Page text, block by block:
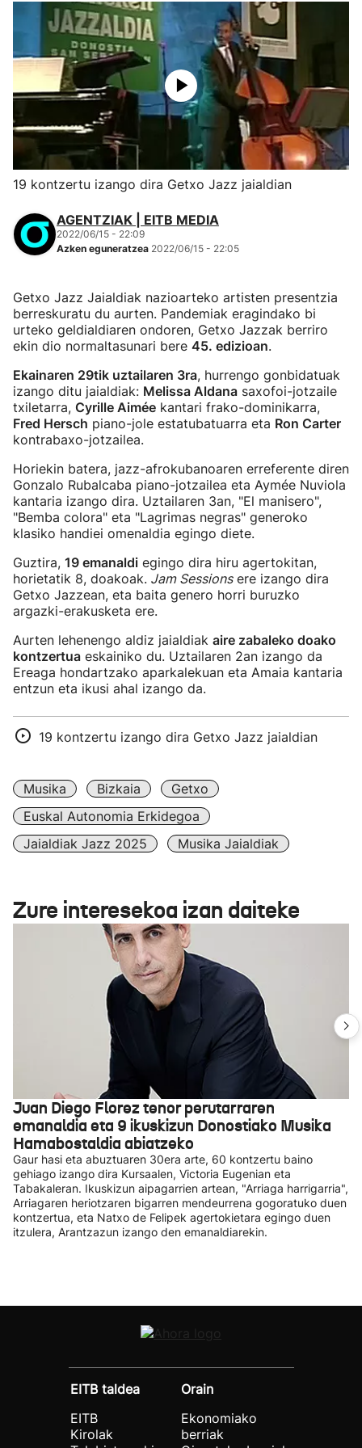
19 kontzertu izango dira Getxo Jazz jaialdian
AGENTZIAK | EITB MEDIA
2022/06/15 - 22:09
Azken eguneratzea 2022/06/15 - 22:05
Getxo Jazz Jaialdiak nazioarteko artisten presentzia
berreskuratu du aurten. Pandemiak eragindako bi
urteko geldialdiaren ondoren, Getxo Jazzak berriro
ekin dio normaltasunari bere 45. edizioan.
Ekainaren 29tik uztailaren 3ra, hurrengo gonbidatuak
izango ditu jaialdiak: Melissa Aldana saxofoi-jotzaile
txiletarra, Cyrille Aimée kantari frako-dominikarra,
Fred Hersch piano-jole estatubatuarra eta Ron Carter
kontrabaxo-jotzailea.
Horiekin batera, jazz-afrokubanoaren erreferente diren
Gonzalo Rubalcaba piano-jotzailea eta Aymée Nuviola
kantaria izango dira. Uztailaren 3an, "El manisero",
"Bemba colora" eta "Lagrimas negras" generoko
klasiko handiei omenaldia egingo diete.
Guztira, 19 emanaldi egingo dira hiru agertokitan,
horietatik 8, doakoak. Jam Sessionsere izango dira
Getxo Jazzean, eta baita genero horri buruzko
argazki-erakusketa ere.
Aurten lehenengo aldiz jaialdiak aire zabaleko doako
kontzertua eskainiko du. Uztailaren 2an izango da
Ereaga hondartzako aparkalekuan eta Amaia kantaria
entzun eta ikusi ahal izango da.
19 kontzertu izango dira Getxo Jazz jaialdian
Musika Bizkaia
Getxo
Euskal Autonomia Erkidegoa
Jaialdiak Jazz 2025
Musika Jaialdiak
Zure interesekoa izan daiteke
Juan Diego Florez tenor perutarraren
emanaldia eta 9 ikuskizun Donostiako Musika
Hamabostaldia abiatzeko
Gaur hasi eta abuztuaren 30era arte, 60 kontzertu baino
gehiago izango dira Kursaalen, Victoria Eugenian eta
Tabakaleran. Ikuskizun aipagarrien artean, "Arriaga harrigarria",
Arriagaren heriotzaren bigarren mendeurrena gogoratuko duen
kontzertua, eta Natxo de Felipek agertokietara egingo duen
itzulera, Arantzazun izango den emanaldiarekin.
EITB taldea
EITB
Kirolak
Orain
Ekonomiako
berriak